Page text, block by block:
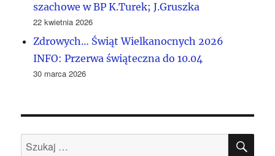
szachowe w BP K.Turek; J.Gruszka
22 kwietnia 2026
Zdrowych… Świąt Wielkanocnych 2026
INFO: Przerwa świąteczna do 10.04
30 marca 2026
Szukaj: